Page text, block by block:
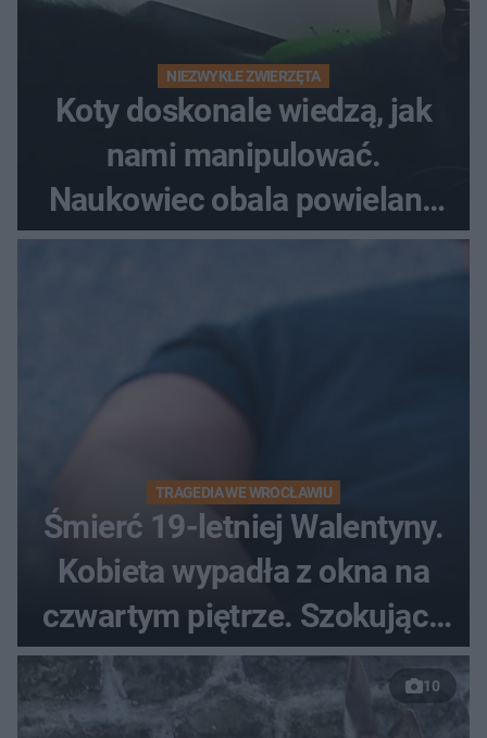
NIEZWYKŁE ZWIERZĘTA
Koty doskonale wiedzą, jak
nami manipulować.
Naukowiec obala powielane
od lat mity na ich temat
TRAGEDIA WE WROCŁAWIU
Śmierć 19-letniej Walentyny.
Kobieta wypadła z okna na
czwartym piętrze. Szokujące
nagranie trafiło do sieci
10